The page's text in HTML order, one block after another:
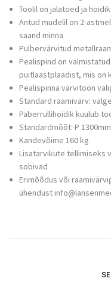
Toolil on jalatoed ja
Antud mudelil on 2-
saand minna
Pulbervärvitud
Pealispind on
puitlaastplaadist, mis on
Pealispinna värvitoon
Standard raamivärv: valge
Paberrullihoidik kuulub
Standardmõõt: P
Kandevõime 160 kg
Lisatarvikute tellimiseks
sobivad
Erimõõdus või
ühendust